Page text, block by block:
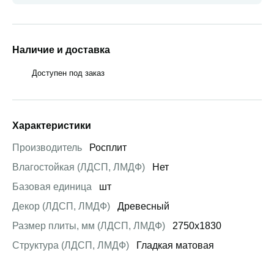
Наличие и доставка
Доступен под заказ
Характеристики
Производитель
Росплит
Влагостойкая (ЛДСП, ЛМДФ)
Нет
Базовая единица
шт
Декор (ЛДСП, ЛМДФ)
Древесный
Размер плиты, мм (ЛДСП, ЛМДФ)
2750x1830
Структура (ЛДСП, ЛМДФ)
Гладкая матовая